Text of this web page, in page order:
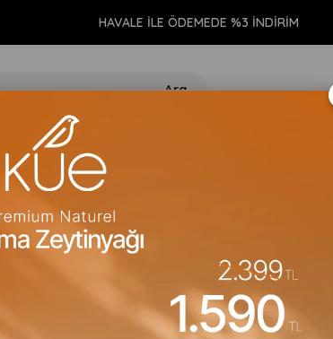
HAVALE İLE ÖDEMEDE %3 İNDİRİM
TEMİZLİK
Neo Comfort
Yıkanabilir Ped Seti -